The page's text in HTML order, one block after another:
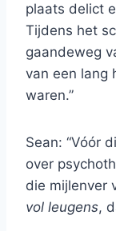
plaats delict
Tijdens het
gaandeweg
van een lang
waren.”
Sean: “Vóór
over
die mijlenver
vol leugens,